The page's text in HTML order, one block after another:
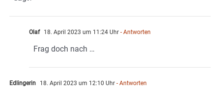
Olaf 18. April 2023 um 11:24 Uhr - Antworten
Frag doch nach …
Edlingerin 18. April 2023 um 12:10 Uhr - Antworten